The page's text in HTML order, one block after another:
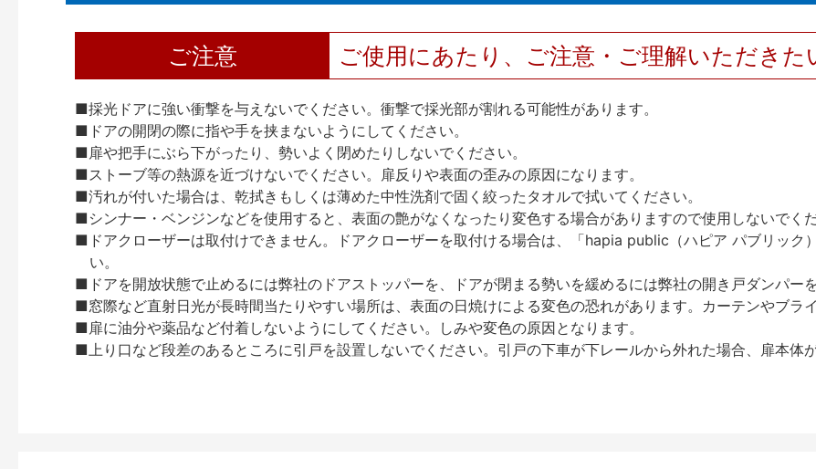
ご注意 ご使用にあたり、ご注意・ご理解いただきた
■採光ドアに強い衝撃を与えないでください。衝撃で採光部が割れる可能性があります。
■ドアの開閉の際に指や手を挟まないようにしてください。
■扉や把手にぶら下がったり、勢いよく閉めたりしないでください。
■ストーブ等の熱源を近づけないでください。扉反りや表面の歪みの原因になります。
■汚れが付いた場合は、乾拭きもしくは薄めた中性洗剤で固く絞ったタオルで拭いてください。
■シンナー・ベンジンなどを使用すると、表面の艶がなくなったり変色する場合がありますので使用しないでくだ
■ドアクローザーは取付けできません。ドアクローザーを取付ける場合は、「hapia public（ハピア パブリック
い。
■ドアを開放状態で止めるには弊社のドアストッパーを、ドアが閉まる勢いを緩めるには弊社の開き戸ダンパーを
■窓際など直射日光が長時間当たりやすい場所は、表面の日焼けによる変色の恐れがあります。カーテンやブラ
■扉に油分や薬品など付着しないようにしてください。しみや変色の原因となります。
■上り口など段差のあるところに引戸を設置しないでください。引戸の下車が下レールから外れた場合、扉本体